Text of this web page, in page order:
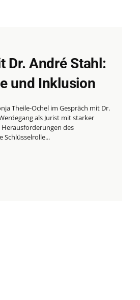
Dr. André Stahl:
und Inklusion
Theile-Ochel im Gespräch mit Dr.
als Jurist mit starker
des
Schlüsselrolle...